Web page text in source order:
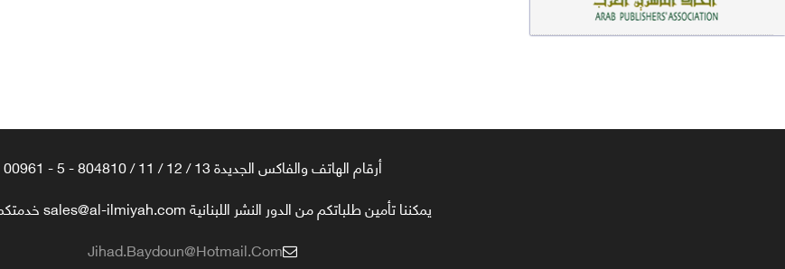
شعر (72)
أرقام الهاتف والفاكس الجديدة 13 / 12 / 11 / 804810 - 5 - 00961
يمكننا تأمين طلباتكم من الدور النشر اللبنانية sales@al-ilmiyah.com خدمتكم تسعدنا
Jihad.baydoun@hotmail.com